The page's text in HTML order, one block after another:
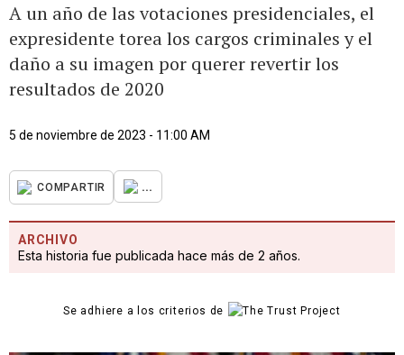
A un año de las votaciones presidenciales, el
expresidente torea los cargos criminales y el
daño a su imagen por querer revertir los
resultados de 2020
5 de noviembre de 2023 - 11:00 AM
COMPARTIR ...
ARCHIVO
Esta historia fue publicada hace más de 2 años.
Se adhiere a los criterios de